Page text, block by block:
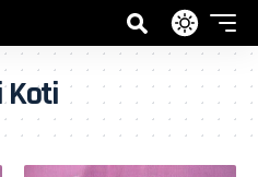
Koti